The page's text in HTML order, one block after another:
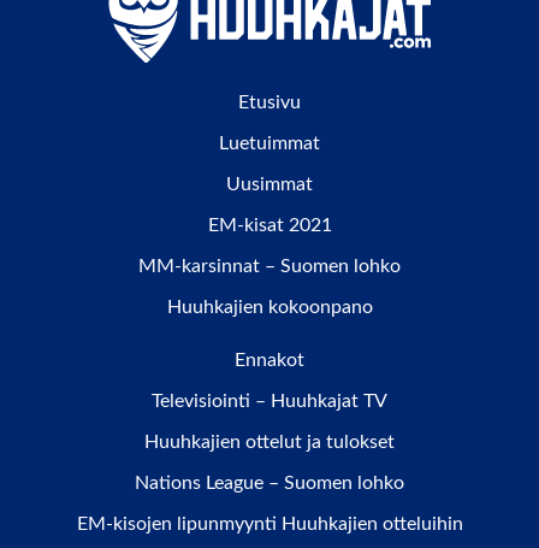
Etusivu
Luetuimmat
Uusimmat
EM-kisat 2021
MM-karsinnat – Suomen lohko
Huuhkajien kokoonpano
Ennakot
Televisiointi – Huuhkajat TV
Huuhkajien ottelut ja tulokset
Nations League – Suomen lohko
EM-kisojen lipunmyynti Huuhkajien otteluihin